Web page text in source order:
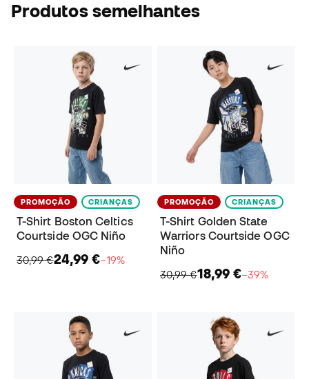
Produtos semelhantes
PROMOÇÃO CRIANÇAS
T-Shirt Boston Celtics
Courtside OGC Niño
30,99 €24,99 €−19%
PROMOÇÃO CRIANÇAS
T-Shirt Golden State
Warriors Courtside OGC
Niño
30,99 €18,99 €−39%